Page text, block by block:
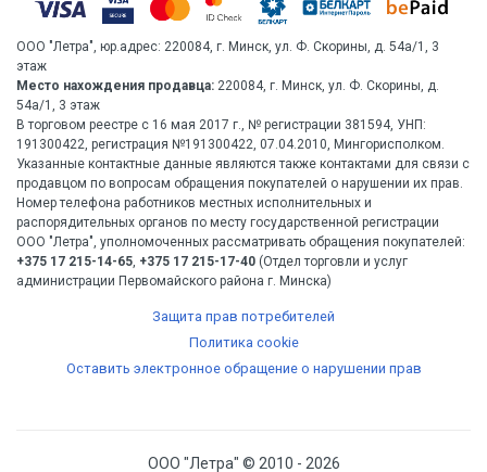
ООО "Летра", юр.адрес: 220084, г. Минск, ул. Ф. Скорины, д. 54а/1, 3
этаж
Место нахождения продавца: 220084, г. Минск, ул. Ф. Скорины, д.
54а/1, 3 этаж
В торговом реестре с 16 мая 2017 г., № регистрации 381594, УНП:
191300422, регистрация №191300422, 07.04.2010, Мингорисполком.
Указанные контактные данные являются также контактами для связи с
продавцом по вопросам обращения покупателей о нарушении их прав.
Номер телефона работников местных исполнительных и
распорядительных органов по месту государственной регистрации
ООО "Летра", уполномоченных рассматривать обращения покупателей:
+375 17 215-14-65 +375 17 215-17-40 (Отдел торговли и услуг
администрации Первомайского района г. Минска)
Защита прав потребителей
Политика cookie
Оставить электронное обращение о нарушении прав
ООО "Летра" © 2010 - 2026